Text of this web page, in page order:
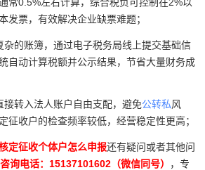
发票，有效解决企业缺票难题；
的账簿，通过电子税务局线上提交基础信
自动计算税额并公示结果，节省大量财务成
转入法人账户自由支配，避免公转私风
征收户的检查频率较低，经营稳定性更高；
定征收个体户怎么申报还有疑问或者其他问
询电话：15137101602（微信同号）
，专